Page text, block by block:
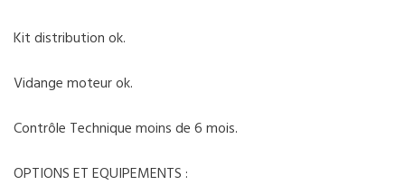
Kit distribution ok.
Vidange moteur ok.
Contrôle Technique moins de 6 mois.
OPTIONS ET EQUIPEMENTS :